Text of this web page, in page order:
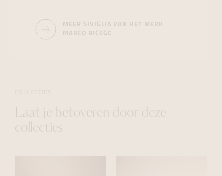
MEER SIVIGLIA VAN HET MERK
MARCO BICEGO
Laat je betoveren door deze
collecties